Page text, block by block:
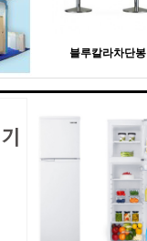
블루칼라차단봉